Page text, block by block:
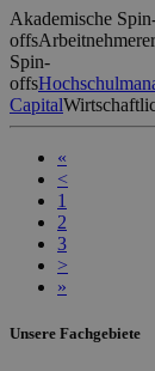
Akademische
offs
Spin-
offs
Capital
«
<
1
2
3
>
»
Unsere Fachgebiete